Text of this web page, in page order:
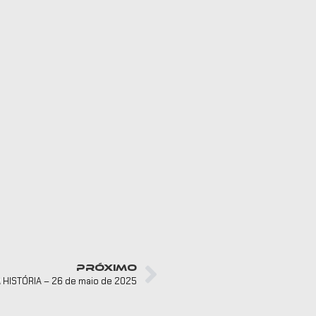
PRÓXIMO
HISTÓRIA – 26 de maio de 2025